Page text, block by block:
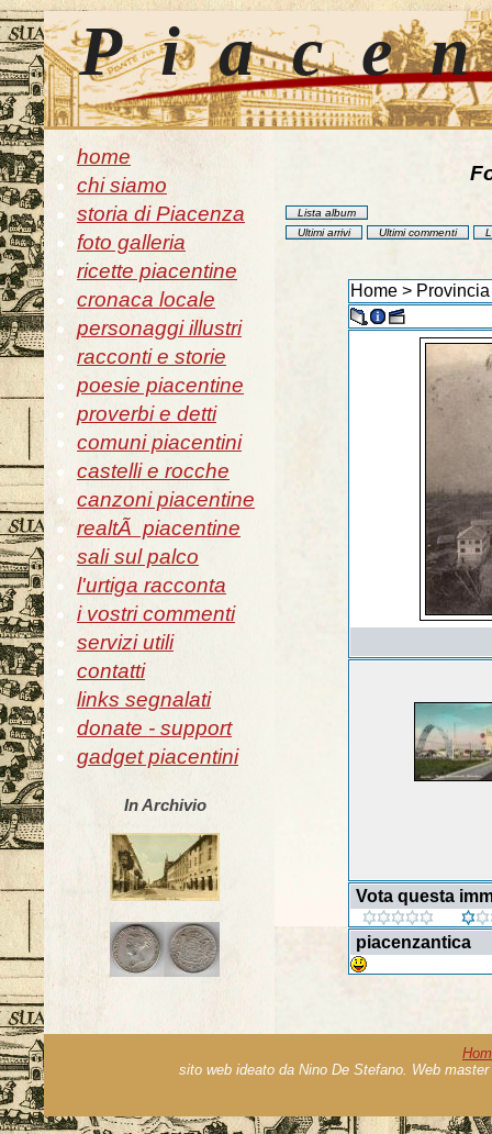
home
chi siamo
storia di Piacenza
foto galleria
ricette piacentine
cronaca locale
personaggi illustri
racconti e storie
poesie piacentine
proverbi e detti
comuni piacentini
castelli e rocche
canzoni piacentine
realtÃ piacentine
sali sul palco
l'urtiga racconta
i vostri commenti
servizi utili
contatti
links segnalati
donate - support
gadget piacentini
In Archivio
Lista album
Ultimi arrivi
Ultimi commenti
Home>
Vota questa
piacenzantica
sito web ideato da Nino De Stefano. Web